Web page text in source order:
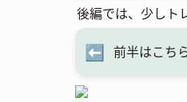
後編では、少しト
⬅️ 前半はこち